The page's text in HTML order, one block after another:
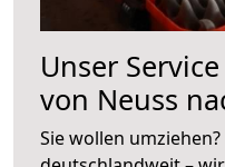
Unser
von Neuss
Sie wollen